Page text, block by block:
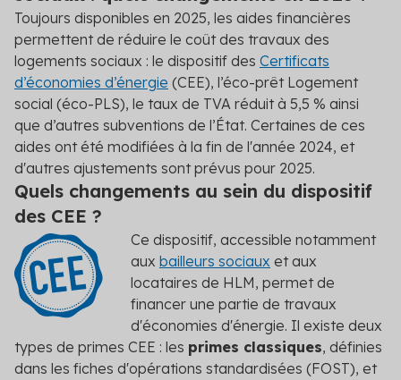
Toujours disponibles en 2025, les aides financières
permettent de réduire le coût des travaux des
logements sociaux : le dispositif des Certificats
d’économies d’énergie (CEE), l’éco-prêt Logement
social (éco-PLS), le taux de TVA réduit à 5,5 % ainsi
que d’autres subventions de l’État. Certaines de ces
aides ont été modifiées à la fin de l'année 2024, et
d'autres ajustements sont prévus pour 2025.
Quels changements au sein du dispositif
des CEE ?
Ce dispositif, accessible notamment
aux bailleurs sociaux et aux
locataires de HLM, permet de
financer une partie de travaux
d'économies d'énergie. Il existe deux
types de primes CEE : les primes classiques, définies
dans les fiches d'opérations standardisées (FOST), et